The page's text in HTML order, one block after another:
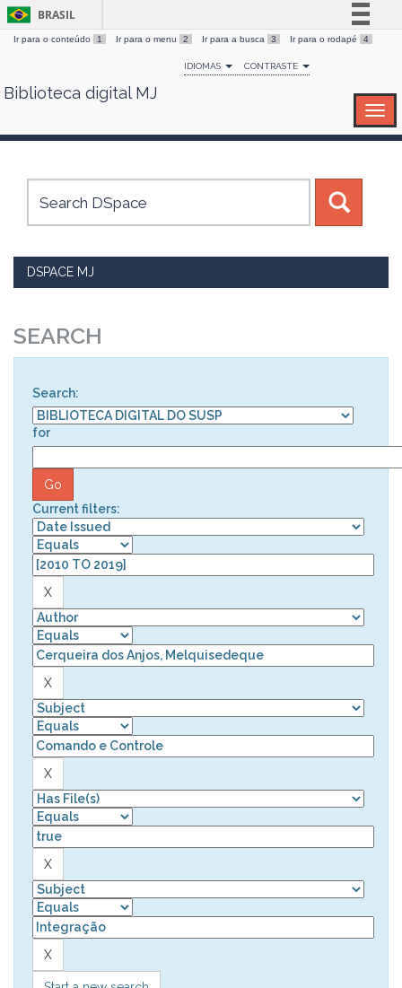
Skip
BRASIL
Simplifique!
Comunica BR
Canais
Ir para o conteúdo 1 Ir para o menu 2 Ir para a busca 3 Ir para o rodapé 4
IDIOMAS CONTRASTE
Biblioteca digital MJ
DSPACE MJ
SEARCH
Search:
for
Current filters: